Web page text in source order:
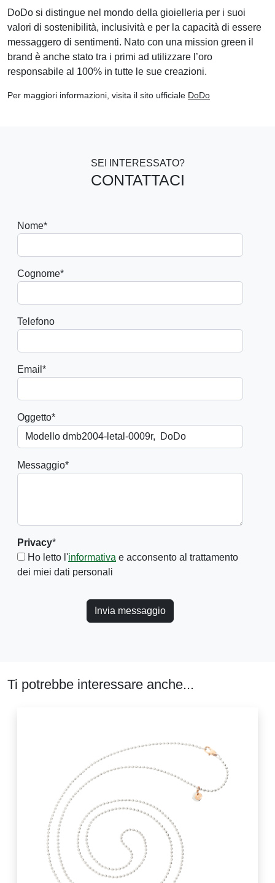
DoDo si distingue nel mondo della gioielleria per i suoi
valori di sostenibilità, inclusività e per la capacità di essere
messaggero di sentimenti. Nato con una mission green il
brand è anche stato tra i primi ad utilizzare l’oro
responsabile al 100% in tutte le sue creazioni.
Per maggiori informazioni, visita il sito ufficiale DoDo
SEI INTERESSATO?
CONTATTACI
Nome*
Cognome*
Telefono
Email *
Oggetto*
Messaggio*
Privacy*
Ho letto l'informativa e acconsento al trattamento
dei miei dati personali
Invia messaggio
Ti potrebbe interessare anche...